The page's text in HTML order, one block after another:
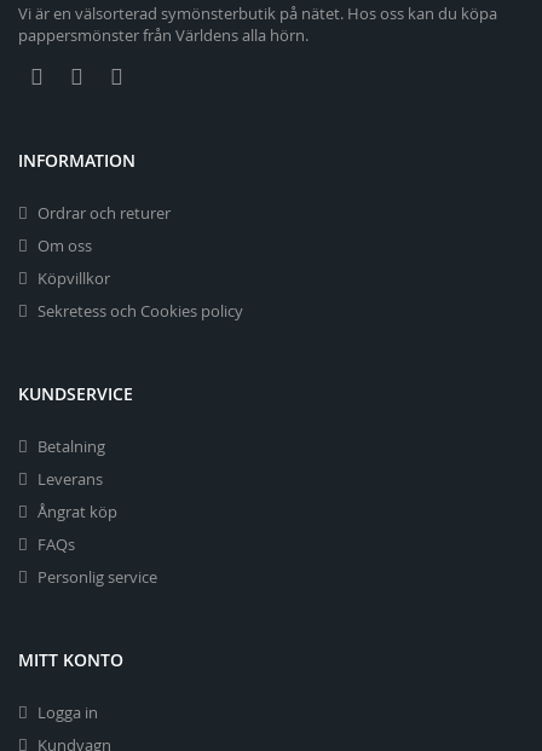
Vi är en välsorterad symönsterbutik på nätet. Hos oss kan du köpa
pappersmönster från Världens alla hörn.
INFORMATION
Ordrar och returer
Om oss
Köpvillkor
Sekretess och Cookies policy
KUNDSERVICE
Betalning
Leverans
Ångrat köp
FAQs
Personlig service
MITT KONTO
Logga in
Kundvagn